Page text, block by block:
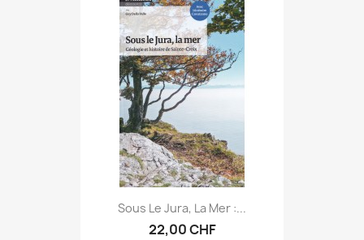
Sous Le Jura, La Mer :...
22,00 CHF